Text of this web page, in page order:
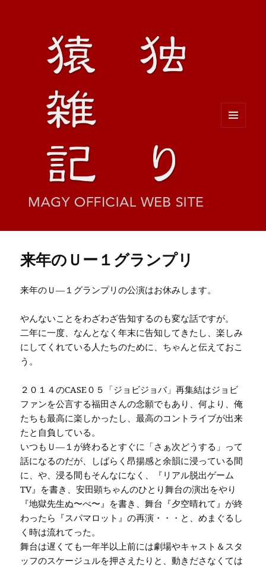
来年のＵー１グランプリ
来年のＵ—１グランプリの公演はお休みします。
やんないことをわざわざ告知するのも変な話ですが。
二年に一度、なんとなく年末に告知してきたし、楽しみ
にしてくれている人たちのために、ちゃんと伝えておこ
う。
２０１４のCASE０５「ジョビジョバ」再集結はジョビ
ファンを公言する福田さんの念願でもあり、何より、俺
たちも最高に楽しかったし、最高のコントライブが出来
たと自負している。
いつもＵ—１が終わるとすぐに「さぁ次どうする」って
話になるのだが、しばらく昂揚感と余韻に浸っている間
に、や、浸る間もそんなになく、『リアル脱出ゲーム
TV』を書き、安田顕ちゃんのひとり舞台の演出をやり
『地獄先生ぬ〜べ〜』を書き、舞台『夕空晴れて』が終
わったら『スパマロット』の再演・・・と、めまぐるし
く時は流れてった。
舞台は遅くても一年半以上前には劇場やキャスト＆スタ
ッフのスケージュルを押さえたりと、動きださなくては